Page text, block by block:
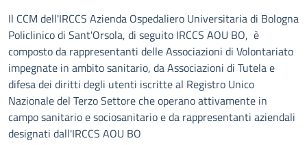
Il CCM dell'IRCCS Azienda Ospedaliero Universitaria di Bologna
Policlinico di Sant'Orsola, di seguito IRCCS AOU BO, è
composto da rappresentanti delle Associazioni di Volontariato
impegnate in ambito sanitario, da Associazioni di Tutela e
difesa dei diritti degli utenti iscritte al Registro Unico
Nazionale del Terzo Settore che operano attivamente in
campo sanitario e sociosanitario e da rappresentanti aziendali
designati dall'IRCCS AOU BO